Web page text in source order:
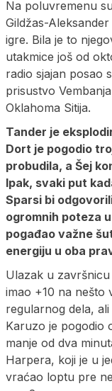
Na poluvremenu
Gildžas-
igre. Bila je to
utakmice još od
radio sjajan posao
prisustvo
Oklahoma Sitija.
Tander je
Dort je pogodio
probudila, a Šej
Ipak, svaki put
Sparsi bi
ogromnih poteza
pogađao važne
energiju u oba
Ulazak u
imao +10 na nešto
regularnog dela,
Karuzo je pogodio
manje od dva
Harpera, koji je u
vraćao loptu pre